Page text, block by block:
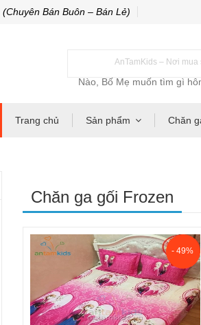
(Chuyên Bán Buôn – Bán Lẻ)
AnTamKids – Nơi mua
Trang chủ Sản phẩm Chăn
Chăn ga gối Frozen
- 49%